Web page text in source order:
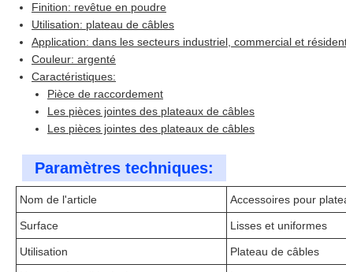
Finition: revêtue en poudre
Utilisation: plateau de câbles
Application: dans les secteurs industriel, commercial et
Couleur: argenté
Caractéristiques:
Pièce de raccordement
Les pièces jointes des plateaux de câbles
Les pièces jointes des plateaux de câbles
Paramètres techniques:
Nom de l'article Accessoires pour
Surface Lisses et uniformes
Utilisation Plateau de câbles